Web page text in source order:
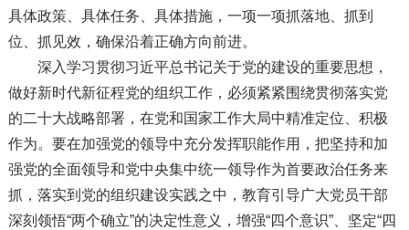
具体政策、具体任务、具体措施，一项一项抓落地、抓到
位、抓见效，确保沿着正确方向前进。
深入学习贯彻习近平总书记关于党的建设的重要思想，
做好新时代新征程党的组织工作，必须紧紧围绕贯彻落实党
的二十大战略部署，在党和国家工作大局中精准定位、积极
作为。要在加强党的领导中充分发挥职能作用，把坚持和加
强党的全面领导和党中央集中统一领导作为首要政治任务来
抓，落实到党的组织建设实践之中，教育引导广大党员干部
深刻领悟“两个确立”的决定性意义，增强“四个意识”、坚定“四